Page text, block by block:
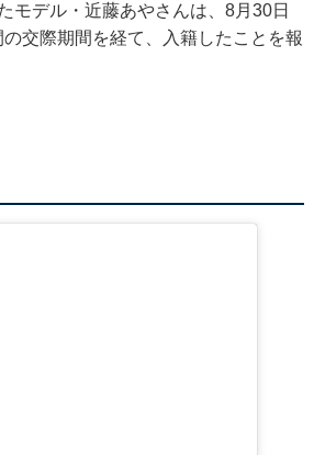
モデル・近藤あやさんは、8月30日
交際期間を経て、入籍したことを報